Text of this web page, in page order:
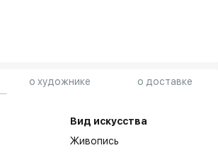
о художнике о доставке
Вид искусства
Живопись